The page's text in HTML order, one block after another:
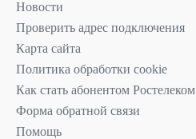
Новости
Проверить адрес подключения
Карта сайта
Политика обработки cookie
Как стать абонентом Ростелеком
Форма обратной связи
Помощь